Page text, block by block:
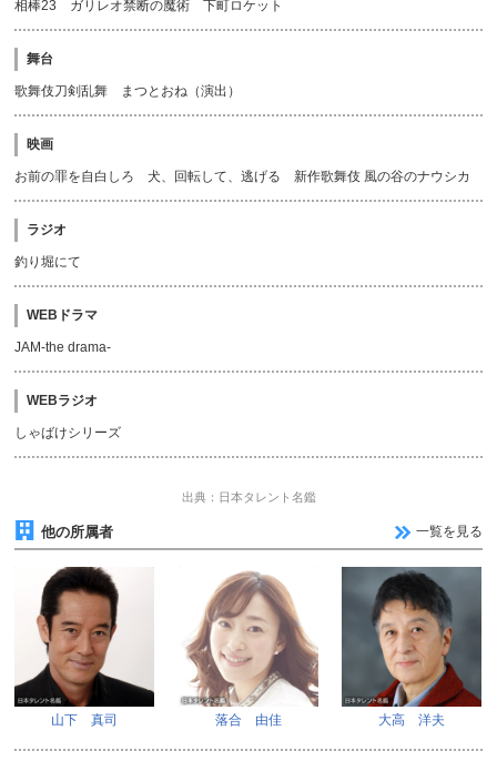
相棒23 ガリレオ禁断の魔術 下町ロケット
舞台
歌舞伎刀剣乱舞 まつとおね（演出）
映画
お前の罪を自白しろ 犬、回転して、逃げる 新作歌舞伎 風の谷のナウシカ
ラジオ
釣り堀にて
WEBドラマ
JAM-the drama-
WEBラジオ
しゃばけシリーズ
出典：日本タレント名鑑
他の所属者 一覧を見る
山下 真司 落合 由佳 大高 洋夫